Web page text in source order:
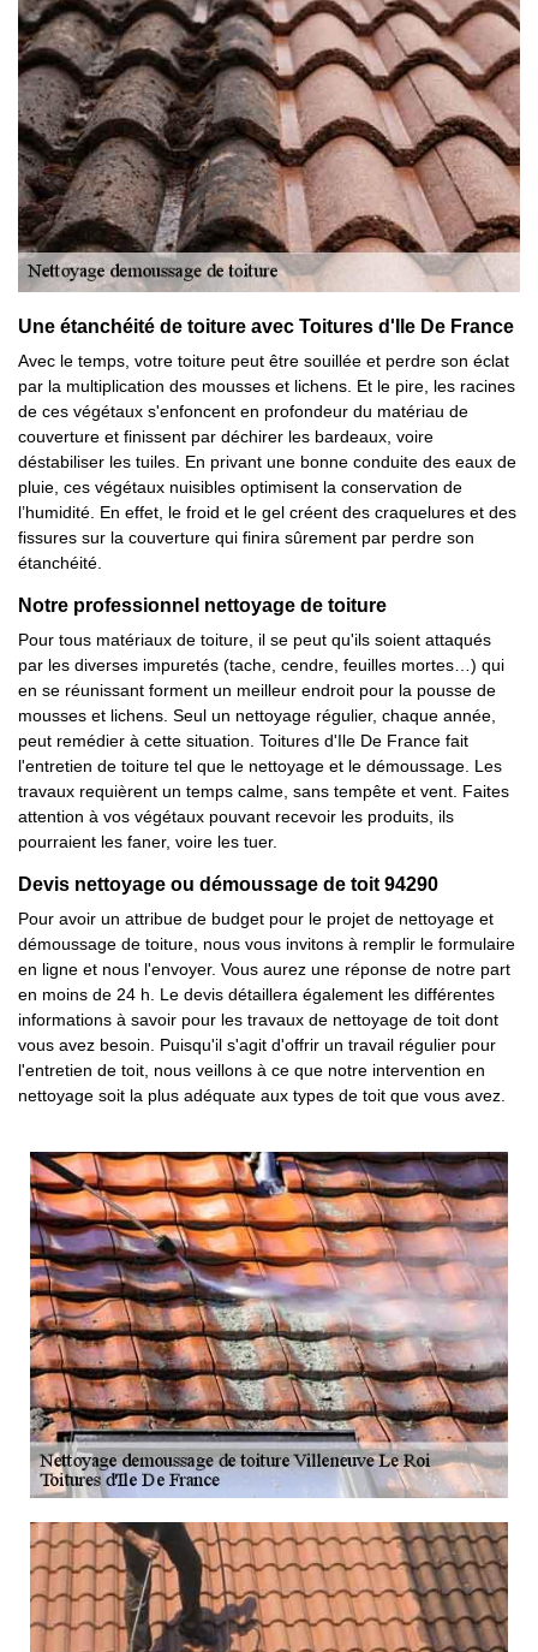
Une étanchéité de toiture avec Toitures d'Ile De France
Avec le temps, votre toiture peut être souillée et perdre son éclat
par la multiplication des mousses et lichens. Et le pire, les racines
de ces végétaux s'enfoncent en profondeur du matériau de
couverture et finissent par déchirer les bardeaux, voire
déstabiliser les tuiles. En privant une bonne conduite des eaux de
pluie, ces végétaux nuisibles optimisent la conservation de
l’humidité. En effet, le froid et le gel créent des craquelures et des
fissures sur la couverture qui finira sûrement par perdre son
étanchéité.
Notre professionnel nettoyage de toiture
Pour tous matériaux de toiture, il se peut qu'ils soient attaqués
par les diverses impuretés (tache, cendre, feuilles mortes…) qui
en se réunissant forment un meilleur endroit pour la pousse de
mousses et lichens. Seul un nettoyage régulier, chaque année,
peut remédier à cette situation. Toitures d'Ile De France fait
l'entretien de toiture tel que le nettoyage et le démoussage. Les
travaux requièrent un temps calme, sans tempête et vent. Faites
attention à vos végétaux pouvant recevoir les produits, ils
pourraient les faner, voire les tuer.
Devis nettoyage ou démoussage de toit 94290
Pour avoir un attribue de budget pour le projet de nettoyage et
démoussage de toiture, nous vous invitons à remplir le formulaire
en ligne et nous l'envoyer. Vous aurez une réponse de notre part
en moins de 24 h. Le devis détaillera également les différentes
informations à savoir pour les travaux de nettoyage de toit dont
vous avez besoin. Puisqu'il s'agit d'offrir un travail régulier pour
l'entretien de toit, nous veillons à ce que notre intervention en
nettoyage soit la plus adéquate aux types de toit que vous avez.